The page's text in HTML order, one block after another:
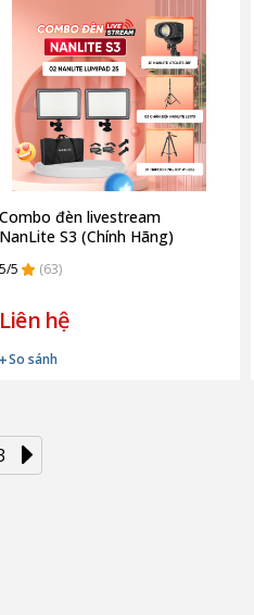
Combo đèn livestream
NanLite S3 (Chính Hãng)
5/5 (63)
Liên hệ
So sánh